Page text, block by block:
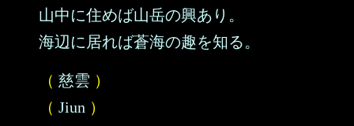
山中に住めば山岳の興あり。
海辺に居れば蒼海の趣を知る。
（ 慈雲 ）
（ Jiun ）